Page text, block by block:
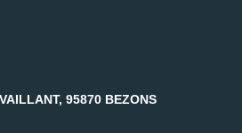
95870 BEZONS